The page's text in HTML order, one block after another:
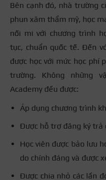
Bên cạnh đó, nhà trường
phun xăm thẩm mỹ, học
nối mi với chương trình
tục, chuẩn quốc tế. Đến
được học với mức học phí
trường. Không những
Academy đều được:
Áp dụng chương trình
Được hỗ trợ đăng ký trả
Học viên được bảo lưu
do chính đáng và được
Được chia nhỏ các lần